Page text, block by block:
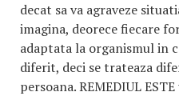
decat sa va agraveze
imagina, deorece fiecare
adaptata la organismul in
diferit, deci se trateaza
persoana. REMEDIUL